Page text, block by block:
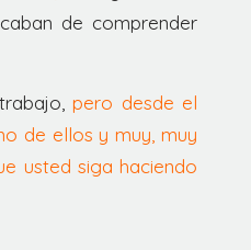
de comprender
pero desde el
de ellos y muy, muy
usted siga haciendo